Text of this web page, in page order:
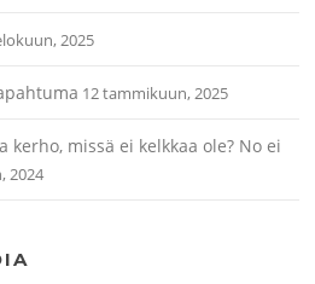
2025
12 tammikuun, 2025
kerho, missä ei kelkkaa ole? No ei
2024